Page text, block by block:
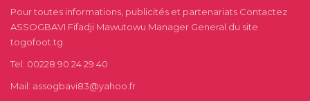
Pour toutes informations, publicités et partenariats Contactez
ASSOGBAVI Fifadji Mawutowu Manager General du site
togofoot.tg
Tel: 00228 90 24 29 40
Mail: assogbavi83@yahoo.fr